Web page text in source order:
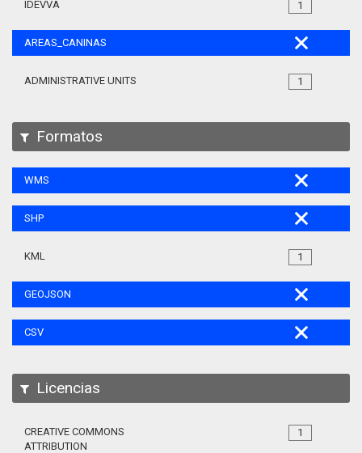
1
IDEVVA
AREAS_CANINAS
1
ADMINISTRATIVE UNITS
Formatos
WMS
SHP
1
KML
GEOJSON
CSV
Licencias
1
CREATIVE COMMONS
ATTRIBUTION